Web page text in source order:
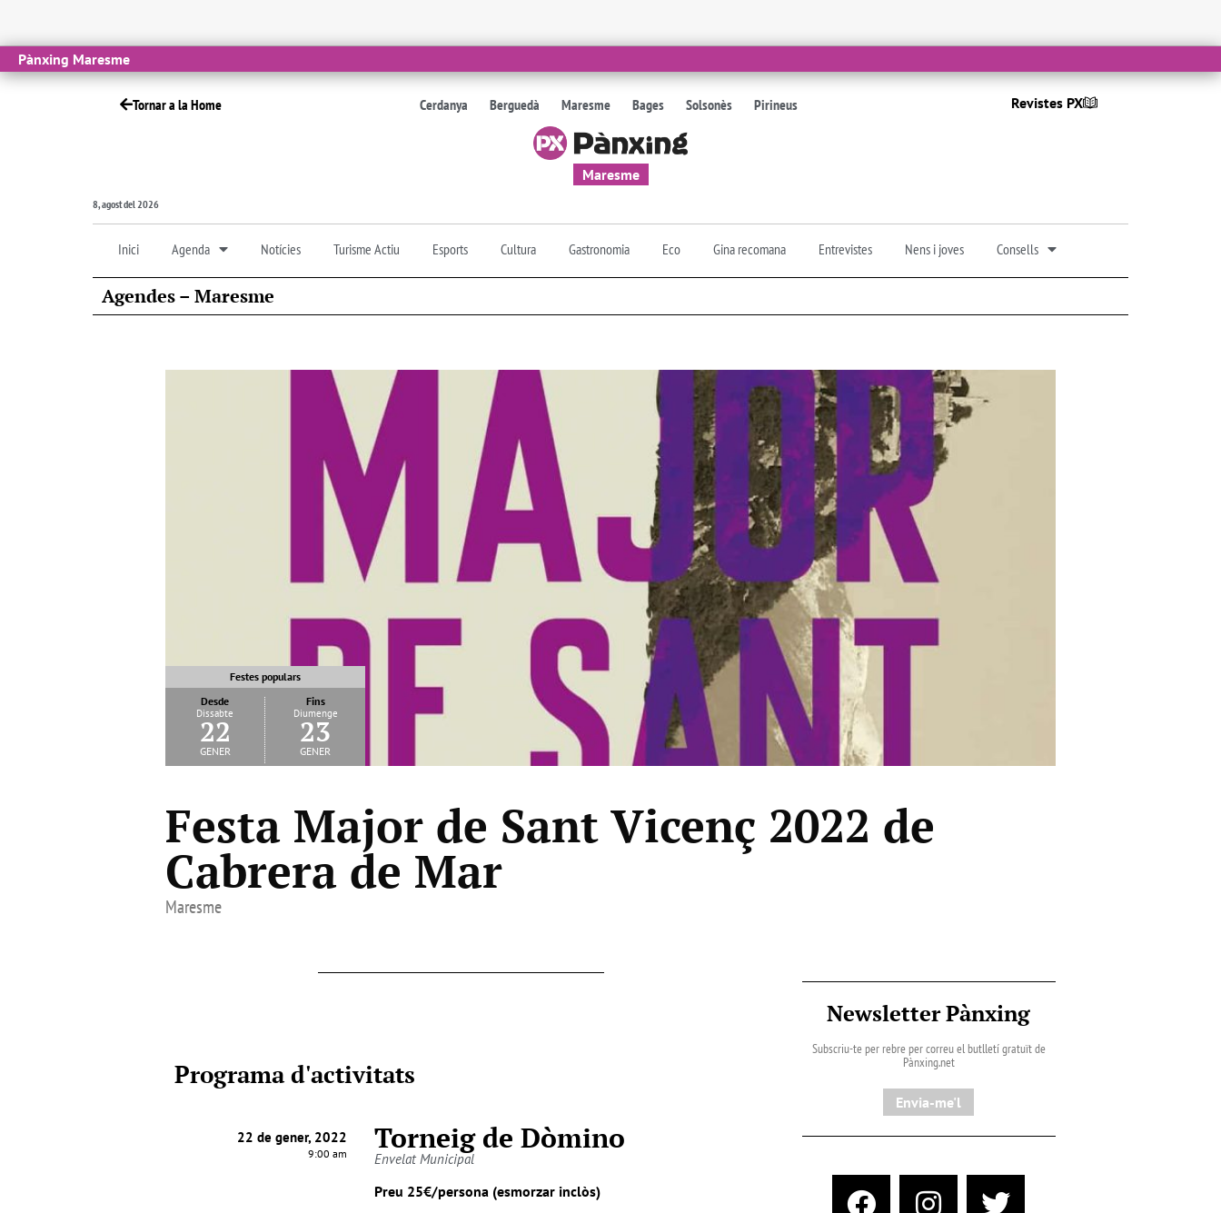
Pànxing Maresme
Tornar a la Home Cerdanya Berguedà Maresme Bages Solsonès Pirineus Revistes PX
Maresme
8, agost del 2026
Inici Agenda Notícies Turisme Actiu Esports Cultura Gastronomia Eco Gina recomana Entrevistes Nens i joves Consells
Agendes – Maresme
Festes populars
Desde
Dissabte
22
gener
Fins
Diumenge
23
gener
Festa Major de Sant Vicenç 2022 de
Cabrera de Mar
Maresme
Programa d'activitats
22 de gener, 2022
9:00 am Torneig de Dòmino
Envelat Municipal
Preu 25€/persona (esmorzar inclòs)
Newsletter Pànxing
Subscriu-te per rebre per correu el butlletí gratuït de
Pànxing.net​
Envia-me'l